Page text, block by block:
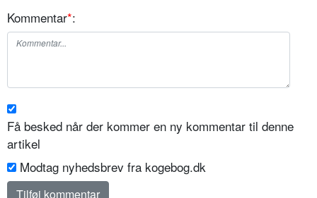
Kommentar*:
Få besked når der kommer en ny kommentar til denne
artikel
Modtag nyhedsbrev fra kogebog.dk